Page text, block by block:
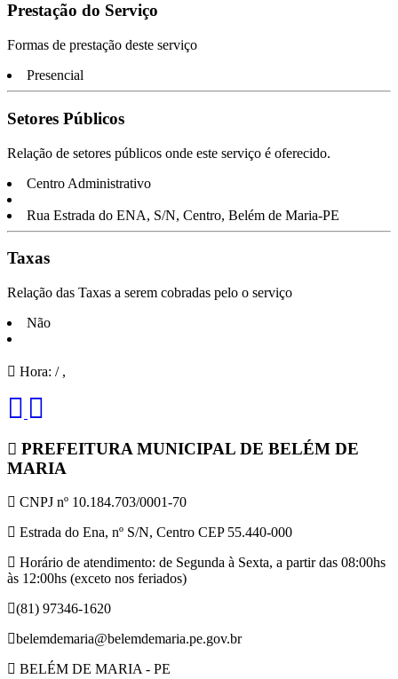
Prestação do Serviço
Formas de prestação deste serviço
Presencial
Setores Públicos
Relação de setores públicos onde este serviço é oferecido.
Centro Administrativo
Rua Estrada do ENA, S/N, Centro, Belém de Maria-PE
Taxas
Relação das Taxas a serem cobradas pelo o serviço
Não
Hora: / ,
PREFEITURA MUNICIPAL DE BELÉM DE
MARIA
CNPJ nº 10.184.703/0001-70
Estrada do Ena, nº S/N, Centro CEP 55.440-000
Horário de atendimento: de Segunda à Sexta, a partir das 08:00hs
às 12:00hs (exceto nos feriados)
(81) 97346-1620
belemdemaria@belemdemaria.pe.gov.br
BELÉM DE MARIA - PE